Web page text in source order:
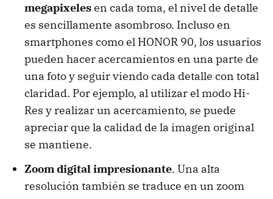
megapixelesen cada toma, el nivel de detalle
es sencillamente asombroso. Incluso en
smartphones como el HONOR 90, los usuarios
pueden hacer acercamientos en una parte de
una foto y seguir viendo cada detalle con total
claridad. Por ejemplo, al utilizar el modo Hi-
Res y realizar un acercamiento, se puede
apreciar que la calidad de la imagen original
se mantiene.
Zoom digital impresionante. Una alta
resolución también se traduce en un zoom